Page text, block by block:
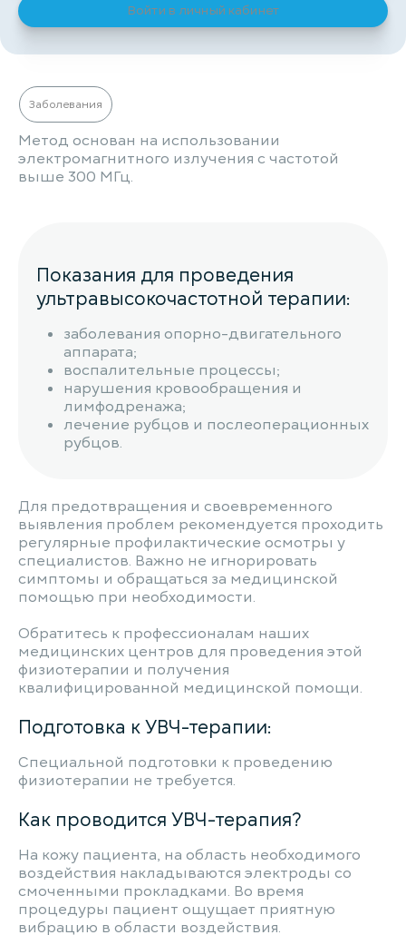
Войти в личный кабинет
Заболевания
Метод основан на использовании
электромагнитного излучения с частотой
выше 300 МГц.
Показания для проведения
ультравысокочастотной терапии:
заболевания опорно-двигательного
аппарата;
воспалительные процессы;
нарушения кровообращения и
лимфодренажа;
лечение рубцов и послеоперационных
рубцов.
Для предотвращения и своевременного
выявления проблем рекомендуется проходить
регулярные профилактические осмотры у
специалистов. Важно не игнорировать
симптомы и обращаться за медицинской
помощью при необходимости.
Обратитесь к профессионалам наших
медицинских центров для проведения этой
физиотерапии и получения
квалифицированной медицинской помощи.
Подготовка к УВЧ-терапии:
Специальной подготовки к проведению
физиотерапии не требуется.
Как проводится УВЧ-терапия?
На кожу пациента, на область необходимого
воздействия накладываются электроды со
смоченными прокладками. Во время
процедуры пациент ощущает приятную
вибрацию в области воздействия.